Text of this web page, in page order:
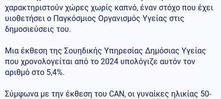
χαρακτηριστούν χώρες χωρίς καπνό, έναν στόχο που έχει
υιοθετήσει ο Παγκόσμιος Οργανισμός Υγείας στις
δημοσιεύσεις του.
Μια έκθεση της Σουηδικής Υπηρεσίας Δημόσιας Υγείας
που χρονολογείται από το 2024 υπολόγιζε αυτόν τον
αριθμό στο 5,4%.
Σύμφωνα με την έκθεση του CAN, οι γυναίκες ηλικίας 50-